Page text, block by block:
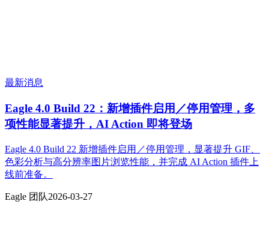
最新消息
Eagle 4.0 Build 22：新增插件启用／停用管理，多
项性能显著提升，AI Action 即将登场
Eagle 4.0 Build 22 新增插件启用／停用管理，显著提升 GIF、
色彩分析与高分辨率图片浏览性能，并完成 AI Action 插件上
线前准备。
Eagle 团队2026-03-27